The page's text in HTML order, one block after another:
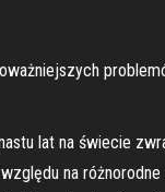
lat na świecie
na